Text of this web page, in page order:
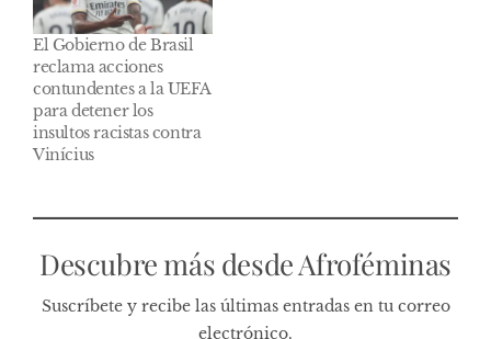
El Gobierno de Brasil
reclama acciones
contundentes a la UEFA
para detener los
insultos racistas contra
Vinícius
Descubre más desde Afroféminas
Suscríbete y recibe las últimas entradas en tu correo
electrónico.